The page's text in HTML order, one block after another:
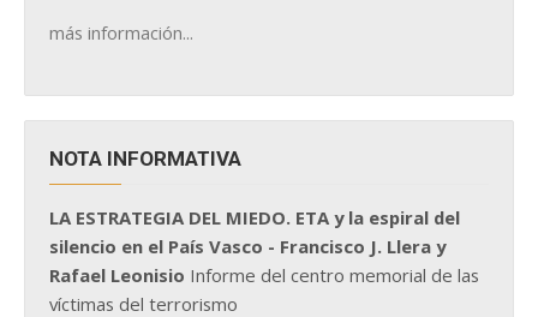
más información...
NOTA INFORMATIVA
LA ESTRATEGIA DEL MIEDO. ETA y la espiral del
silencio en el País Vasco - Francisco J. Llera y
Rafael Leonisio Informe del centro memorial de las
víctimas del terrorismo